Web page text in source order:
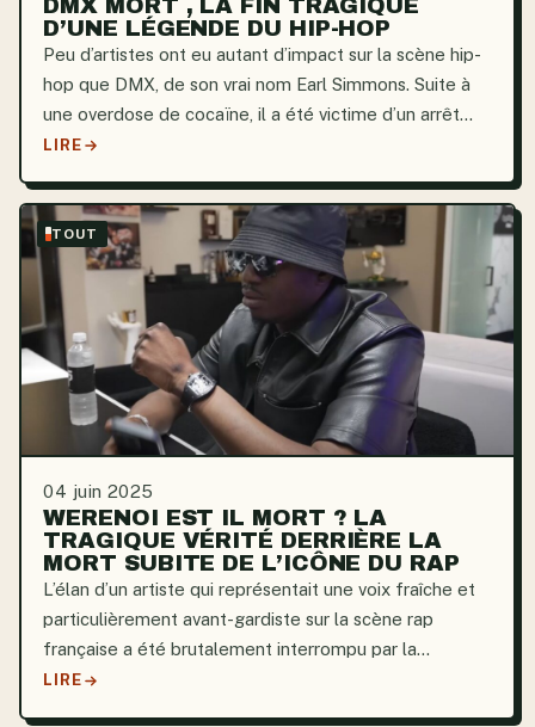
DMX MORT , LA FIN TRAGIQUE
D’UNE LÉGENDE DU HIP-HOP
Peu d’artistes ont eu autant d’impact sur la scène hip-
hop que DMX, de son vrai nom Earl Simmons. Suite à
une overdose de cocaïne, il a été victime d’un arrêt
cardiaque et est décédé à l’âge de 50 ans. Sa mort a
LIRE
TOUT
04 juin 2025
WERENOI EST IL MORT ? LA
TRAGIQUE VÉRITÉ DERRIÈRE LA
MORT SUBITE DE L’ICÔNE DU RAP
L’élan d’un artiste qui représentait une voix fraîche et
particulièrement avant-gardiste sur la scène rap
française a été brutalement interrompu par la
disparition de Werenoi, le 17 mai 2025. Né Jérémy
LIRE